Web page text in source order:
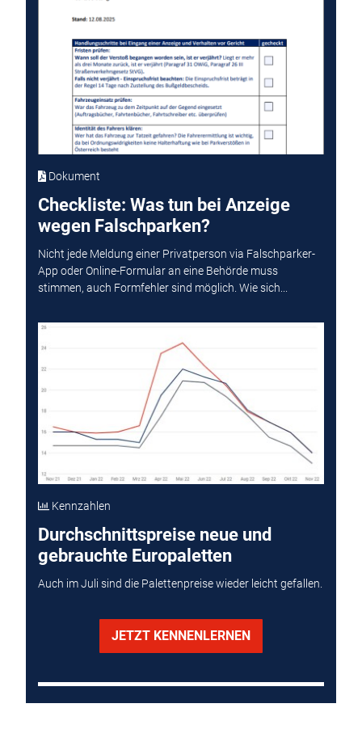
Dokument
Checkliste: Was tun bei Anzeige
wegen Falschparken?
Nicht jede Meldung einer Privatperson via Falschparker-
App oder Online-Formular an eine Behörde muss
stimmen, auch Formfehler sind möglich. Wie sich...
Kennzahlen
Durchschnittspreise neue und
gebrauchte Europaletten
Auch im Juli sind die Palettenpreise wieder leicht gefallen.
JETZT KENNENLERNEN